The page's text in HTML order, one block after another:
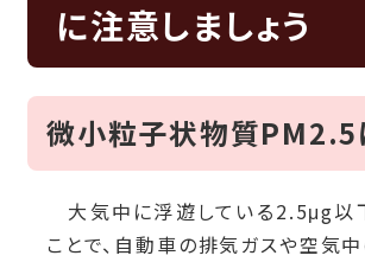
に注意しましょう
微小粒子状物質PM2.5
大気中に浮遊している2.5μg以
ことで、自動車の排気ガスや空気